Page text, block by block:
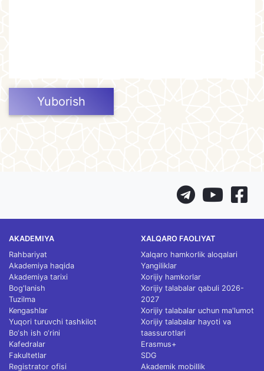
Yuborish
AKADEMIYA
Rahbariyat
Akademiya haqida
Akademiya tarixi
Bog'lanish
Tuzilma
Kengashlar
Yuqori turuvchi tashkilot
Bo‘sh ish o‘rini
Kafedralar
Fakultetlar
Registrator ofisi
XALQARO FAOLIYAT
Xalqaro hamkorlik aloqalari
Yangiliklar
Xorijiy hamkorlar
Xorijiy talabalar qabuli 2026-
2027
Xorijiy talabalar uchun ma'lumot
Xorijiy talabalar hayoti va
taassurotlari
Erasmus+
SDG
Akademik mobillik